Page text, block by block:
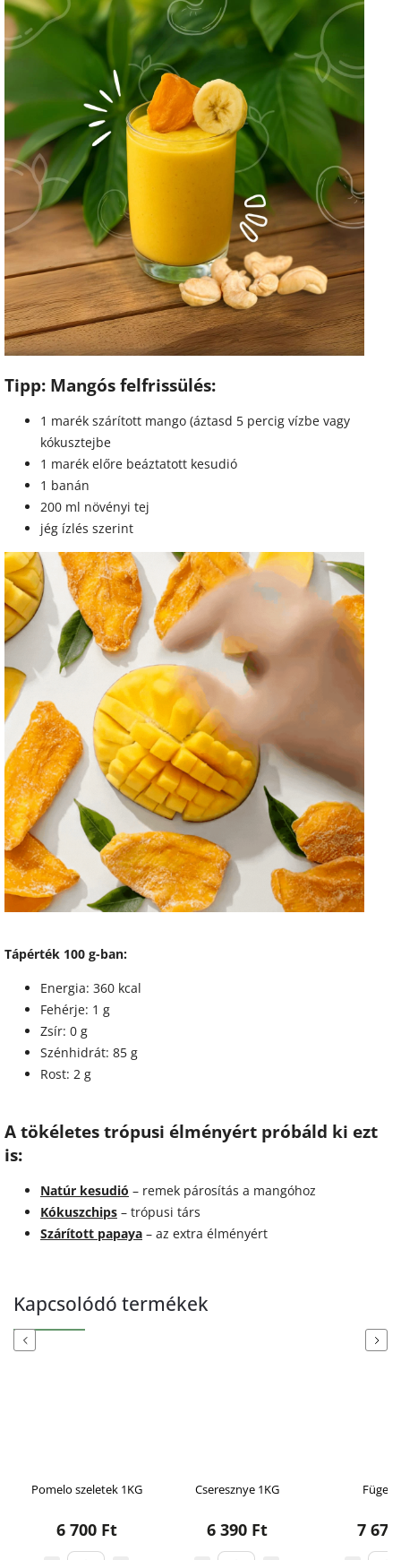
Tipp: Mangós felfrissülés:
1 marék szárított mango (áztasd 5 percig vízbe vagy
kókusztejbe
1 marék előre beáztatott kesudió
1 banán
200 ml növényi tej
jég ízlés szerint
Tápérték 100 g-ban:
Energia: 360 kcal
Fehérje: 1 g
Zsír: 0 g
Szénhidrát: 85 g
Rost: 2 g
A tökéletes trópusi élményért próbáld ki ezt
is:
Natúr kesudió – remek párosítás a mangóhoz
Kókuszchips – trópusi társ
Szárított papaya – az extra élményért
Kapcsolódó termékek
Previous
Cseresznye 1KG
6 390 Ft
Füge 1KG
7 670 Ft
Körte
5
Next